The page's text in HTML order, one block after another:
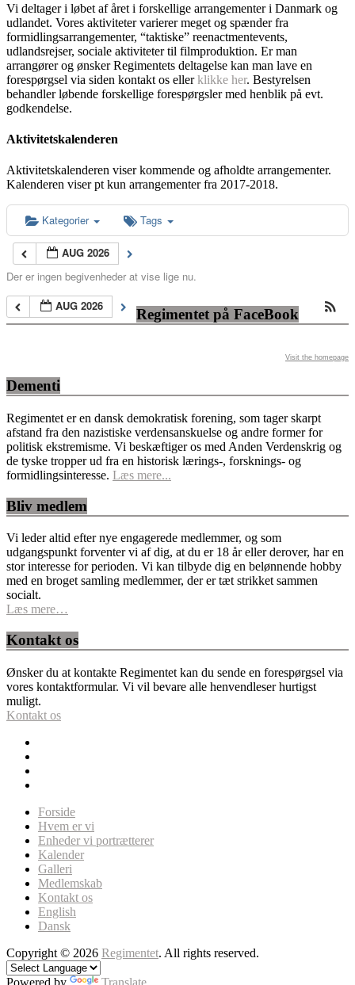
Vi deltager i løbet af året i forskellige arrangementer i Danmark og
udlandet. Vores aktiviteter varierer meget og spænder fra
formidlingsarrangementer, “taktiske” reenactmentevents,
udlandsrejser, sociale aktiviteter til filmproduktion. Er man
arrangører og ønsker Regimentets deltagelse kan man lave en
forespørgsel via siden kontakt os ellerklikke her. Bestyrelsen
behandler løbende forskellige forespørgsler med henblik på evt.
godkendelse.
Aktivitetskalenderen
Aktivitetskalenderen viser kommende og afholdte arrangementer.
Kalenderen viser pt kun arrangementer fra 2017-2018.
Kategorier Tags
AUG 2026
Der er ingen begivenheder at vise lige nu.
AUG 2026
Regimentet på FaceBook
Visit the homepage
Dementi
Regimentet er en dansk demokratisk forening, som tager skarpt
afstand fra den nazistiske verdensanskuelse og andre former for
politisk ekstremisme. Vi beskæftiger os med Anden Verdenskrig og
de tyske tropper ud fra en historisk lærings-, forsknings- og
formidlingsinteresse. Læs mere...
Bliv medlem
Vi leder altid efter nye engagerede medlemmer, og som
udgangspunkt forventer vi af dig, at du er 18 år eller derover, har en
stor interesse for perioden. Vi kan tilbyde dig en belønnende hobby
med en broget samling medlemmer, der er tæt strikket sammen
socialt.
Læs mere…
Kontakt os
Ønsker du at kontakte Regimentet kan du sende en forespørgsel via
vores kontaktformular. Vi vil bevare alle henvendleser hurtigst
muligt.
Kontakt os
Forside
Hvem er vi
Enheder vi portrætterer
Kalender
Galleri
Medlemskab
Kontakt os
English
Dansk
Copyright © 2026 Regimentet. All rights reserved.
Powered by Translate